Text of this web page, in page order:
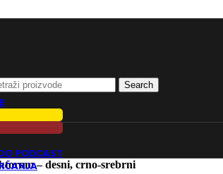
Search
PODCAST
– desni, crno-srebrni